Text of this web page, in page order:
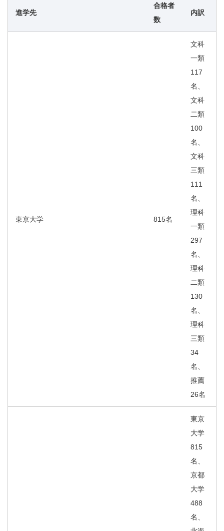
進学先
合格者
数
内訳
東京大学 815名
文科
一類
117
名、
文科
二類
100
名、
文科
三類
111
名、
理科
一類
297
名、
理科
二類
130
名、
理科
三類
34
名、
推薦
26名
東京
大学
815
名、
京都
大学
488
名、